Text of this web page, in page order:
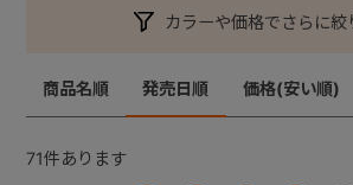
カラーや価格でさらに絞
商品名順 発売日順 価格(安い順)
71件あります